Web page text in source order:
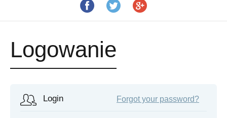
Logowanie
Login Forgot your password?